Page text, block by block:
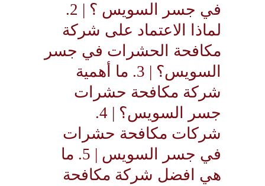
في جسر السويس ؟ | 2.
لماذا الاعتماد على شركة
مكافحة الحشرات في جسر
السويس؟ | 3. ما أهمية
شركة مكافحة حشرات
جسر السويس؟ | 4.
شركات مكافحة حشرات
في جسر السويس | 5. ما
هي افضل شركة مكافحة